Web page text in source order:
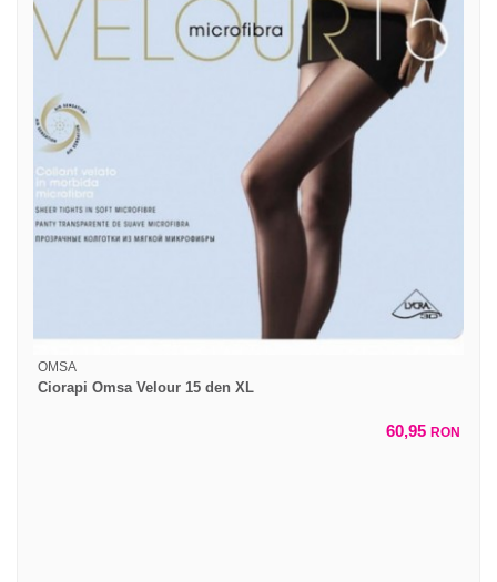
OMSA
Ciorapi Omsa Velour 15 den XL
60,95 RON